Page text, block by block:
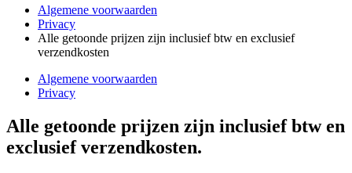
Algemene voorwaarden
Privacy
Alle getoonde prijzen zijn inclusief btw en exclusief
verzendkosten
Algemene voorwaarden
Privacy
Alle getoonde prijzen zijn inclusief btw en
exclusief verzendkosten.